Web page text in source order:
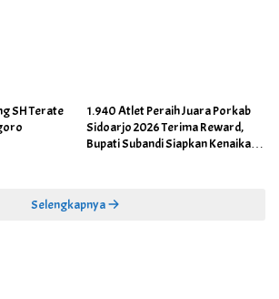
SH Terate
1.940 Atlet Peraih Juara Porkab
Sidoarjo 2026 Terima Reward,
Bupati Subandi Siapkan Kenaikan
Selengkapnya